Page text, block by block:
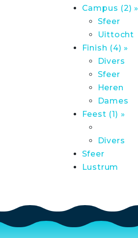
Campus (2) »
Sfeer
Uittocht
Finish (4) »
Divers
Sfeer
Heren
Dames
Feest (1) »
Divers
Sfeer
Lustrum